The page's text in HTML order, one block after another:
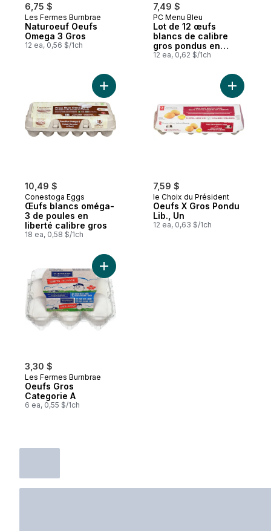
6,75 $
Les Fermes Burnbrae
Naturoeuf Oeufs
Omega 3 Gros
12 ea, 0,56 $/1ch
7,49 $
PC Menu Bleu
Lot de 12 œufs
blancs de calibre
gros pondus en
liberté Menu Bleu
12 ea, 0,62 $/1ch
10,49 $
Conestoga Eggs
Œufs blancs oméga-
3 de poules en
liberté calibre gros
18 ea, 0,58 $/1ch
Ajouter Œufs blancs oméga-3 de poules
7,59 $
le Choix du Président
Oeufs X Gros Pondu
Lib., Un
12 ea, 0,63 $/1ch
Ajouter
3,30 $
Les Fermes Burnbrae
Oeufs Gros
Categorie A
6 ea, 0,55 $/1ch
Ajouter Oeufs Gros Categorie A au panier